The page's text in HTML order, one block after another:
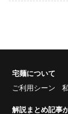
宅麺について
ご利用シーン
解説まとめ記事